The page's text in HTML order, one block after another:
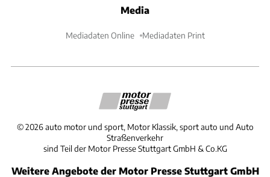
Media
Mediadaten Online Mediadaten Print
©2026 auto motor und sport, Motor Klassik, sport auto und Auto
Straßenverkehr
sind Teil der Motor Presse Stuttgart GmbH & Co.KG
Weitere Angebote der Motor Presse Stuttgart GmbH